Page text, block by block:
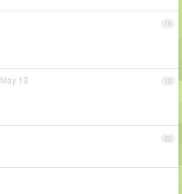
18
19
May 13
20